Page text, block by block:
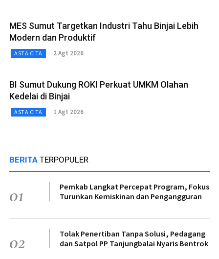
MES Sumut Targetkan Industri Tahu Binjai Lebih
Modern dan Produktif
ASTA CITA 2 Agt 2026
BI Sumut Dukung ROKI Perkuat UMKM Olahan
Kedelai di Binjai
ASTA CITA 1 Agt 2026
BERITA TERPOPULER
01
Pemkab Langkat Percepat Program, Fokus
Turunkan Kemiskinan dan Pengangguran
02
Tolak Penertiban Tanpa Solusi, Pedagang
dan Satpol PP Tanjungbalai Nyaris Bentrok